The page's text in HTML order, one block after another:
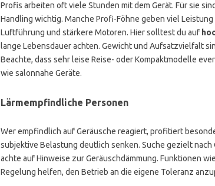
Profis arbeiten oft viele Stunden mit dem Gerät. Für sie
Handling wichtig. Manche Profi-Föhne geben viel
Luftführung und stärkere Motoren. Hier solltest du auf
lange Lebensdauer achten. Gewicht und Aufsatzvielfalt
Beachte, dass sehr leise Reise- oder Kompaktmodelle
wie salonnahe Geräte.
Lärmempfindliche Personen
Wer empfindlich auf Geräusche reagiert, profitiert
subjektive Belastung deutlich senken. Suche gezielt
achte auf Hinweise zur Geräuschdämmung. Funktionen
Regelung helfen, den Betrieb an die eigene Toleranz